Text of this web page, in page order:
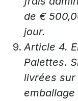
de €
jour.
Article 4.
Palettes.
livrées